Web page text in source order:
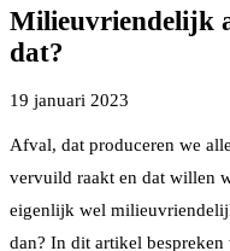
Milieuvriendelijk
dat?
19 januari 2023
Afval, dat produceren we
vervuild raakt en dat willen
eigenlijk wel
dan? In dit artikel